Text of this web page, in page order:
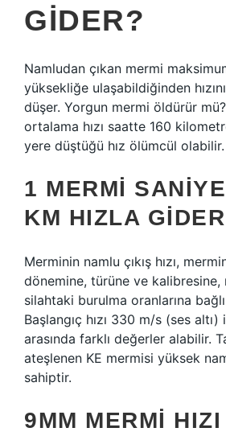
GIDER?
Namludan çıkan mermi
yüksekliğe ulaşabildiğinden
düşer. Yorgun mermi öldürür
ortalama hızı saatte 160
yere düştüğü hız ölümcül olabilir.
1 MERMI
KM HIZLA
Merminin namlu çıkış hızı,
dönemine, türüne ve kalibresine,
silahtaki burulma oranlarına
Başlangıç ​​hızı 330 m/s (ses
arasında farklı değerler alabilir.
ateşlenen KE mermisi yüksek
sahiptir.
9MM MERMI